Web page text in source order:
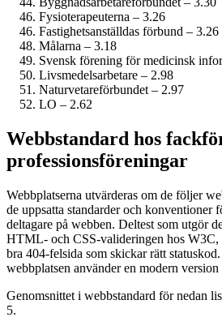
Fysioterapeuterna – 3.26
Fastighets­anställdas förbund – 3.26
Målarna – 3.18
Svensk förening för medicinsk
Livsmedels­arbetare – 2.98
Naturvetare­förbundet – 2.97
LO – 2.62
Webbstandard hos
professions­föreningar
Webbplatserna utvärderas om de följer
de uppsatta standarder och konventioner
deltagare på webben. Deltest som utgör
HTML- och CSS-valideringen hos W3C,
bra 404-felsida som skickar rätt
webbplatsen använder en modern
Genomsnittet i webbstandard för nedan
5.